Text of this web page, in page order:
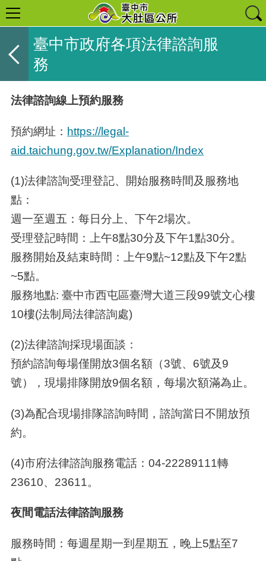
臺中市政府各項法律諮詢服
務
法律諮詢線上預約服務
預約網址： https://legal-
aid.taichung.gov.tw/Explanation/Index
(1)法律諮詢受理登記、開始服務時間及服務地
點：
週一至週五：每日分上、下午2場次。
受理登記時間：上午8點30分及下午1點30分。
服務開始及結束時間：上午9點~12點及下午2點
~5點。
服務地點: 臺中市西屯區臺灣大道三段99號文心樓
10樓(法制局法律諮詢處)
(2)法律諮詢採現場面談：
預約諮詢每場僅開放3個名額（3號、 6號及9
號），現場排隊開放9個名額，每場次額滿為止。
(3)為配合現場排隊諮詢時間，諮詢當日不開放預
約。
(4)市府法律諮詢服務電話： 04-22289111轉
23610、 23611。
夜間電話法律諮詢服務
服務時間：每週星期一到星期五，晚上5點至7